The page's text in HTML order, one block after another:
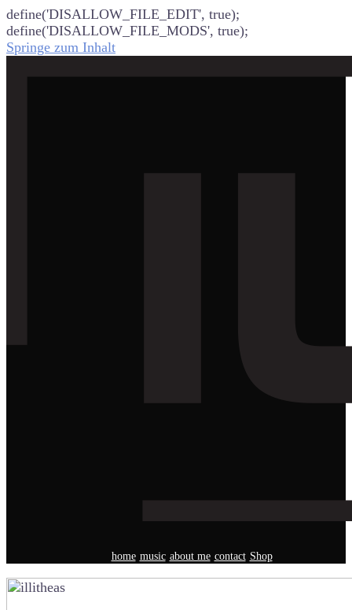
define('DISALLOW_FILE_EDIT', true);
define('DISALLOW_FILE_MODS', true);
Springe zum Inhalt
home music about me contact Shop